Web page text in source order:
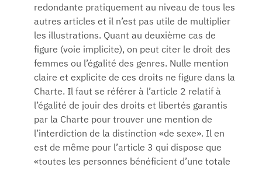
redondante pratiquement au niveau de tous les
autres articles et il n’est pas utile de multiplier
les illustrations. Quant au deuxième cas de
figure (voie implicite), on peut citer le droit des
femmes ou l’égalité des genres. Nulle mention
claire et explicite de ces droits ne figure dans la
Charte. Il faut se référer à l’article 2 relatif à
l’égalité de jouir des droits et libertés garantis
par la Charte pour trouver une mention de
l’interdiction de la distinction «de sexe». Il en
est de même pour l’article 3 qui dispose que
«toutes les personnes bénéficient d’une totale